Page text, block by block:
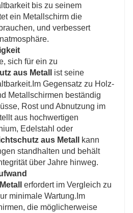
bis zu seinem
ein Metallschirm die
und verbessert
sich für ein zu
aus Metall
ist seine
Gegensatz zu Holz-
Metallschirmen beständig
Rost und Abnutzung im
aus hochwertigen
Edelstahl oder
aus Metall
kann
standhalten und behält
über Jahre hinweg.
erfordert im Vergleich zu
minimale Wartung.Im
die möglicherweise